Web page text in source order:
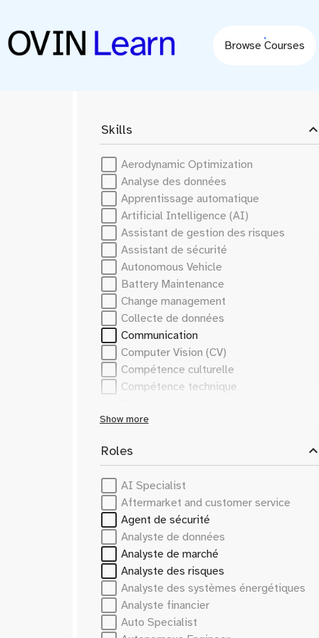
Browse Courses
Skills expand_less
Aerodynamic Optimization
Analyse des données
Apprentissage automatique
Artificial Intelligence (AI)
Assistant de gestion des risques
Assistant de sécurité
Autonomous Vehicle
Battery Maintenance
Change management
Collecte de données
Communication
Computer Vision (CV)
Compétence culturelle
Compétence technique
données
Cybersecurity
Cybersécurité
Data Analysis
Data Collection
Dataset Curation
EV charging systems
EV powertrain components
Efficacité énergétique
Electric Vehicles
Electric Vehicles (EV)
Energy Efficiency
Show more
Roles expand_less
AI Specialist
Aftermarket and customer service
Agent de sécurité
Analyste de données
Analyste de marché
Analyste des risques
Analyste des systèmes énergétiques
Analyste financier
Auto Specialist